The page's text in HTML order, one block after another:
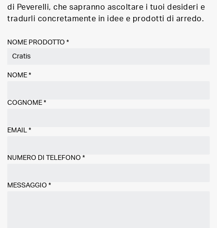
di Peverelli, che sapranno ascoltare i tuoi desideri e
tradurli concretamente in idee e prodotti di arredo.
NOME PRODOTTO *
NOME *
COGNOME *
EMAIL *
NUMERO DI TELEFONO *
MESSAGGIO *